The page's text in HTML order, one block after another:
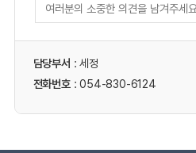
담당부서 : 세정
전화번호: 054-830-6124